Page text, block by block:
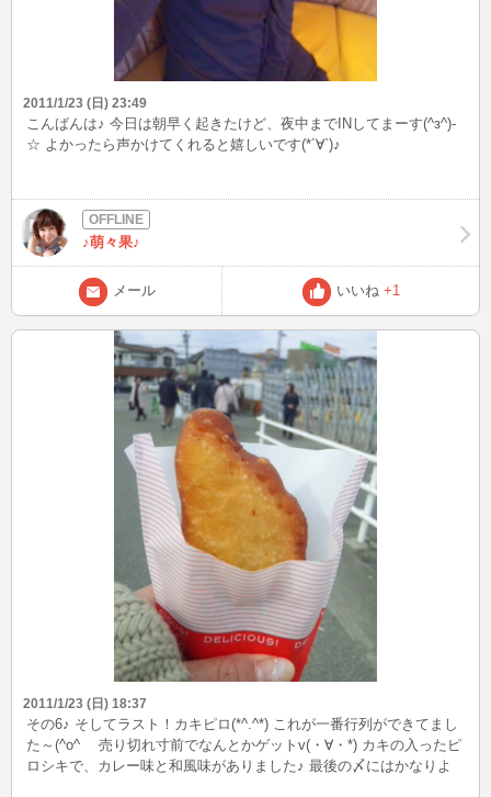
2011/1/23 (日) 23:49
こんばんは♪ 今日は朝早く起きたけど、夜中までINしてまーす(^з^)-
☆ よかったら声かけてくれると嬉しいです(*´∀`)♪
♪萌々果♪
メール いいね +1
2011/1/23 (日) 18:37
その6♪ そしてラスト！カキピロ(*^.^*) これが一番行列ができてまし
た～(^o^ゞ 売り切れ寸前でなんとかゲットv(・∀・*) カキの入ったピ
ロシキで、カレー味と和風味がありました♪ 最後の〆にはかなりよ